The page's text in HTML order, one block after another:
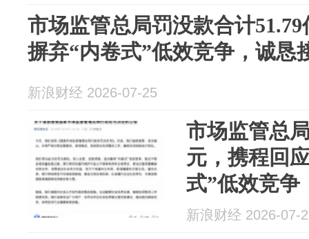
市场监管总局罚没款合计
摒弃“内卷式”低效竞争，诚恳
新浪财经 2026-07-25
市场监管总
元，携程回
式”低效竞争
新浪财经 2026-07-